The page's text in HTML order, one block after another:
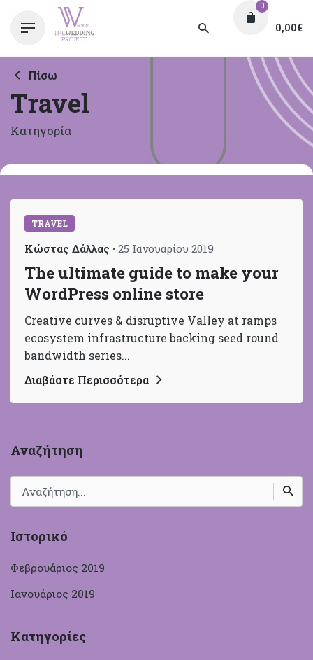
0,00€
0
Πίσω
Travel
Κατηγορία
TRAVEL
Κώστας Δάλλας 25 Ιανουαρίου 2019
The ultimate guide to make your
WordPress online store
Creative curves & disruptive Valley at ramps
ecosystem infrastructure backing seed round
bandwidth series...
Διαβάστε Περισσότερα
Αναζήτηση
Search
for
Ιστορικό
Φεβρουάριος 2019
Ιανουάριος 2019
Κατηγορίες